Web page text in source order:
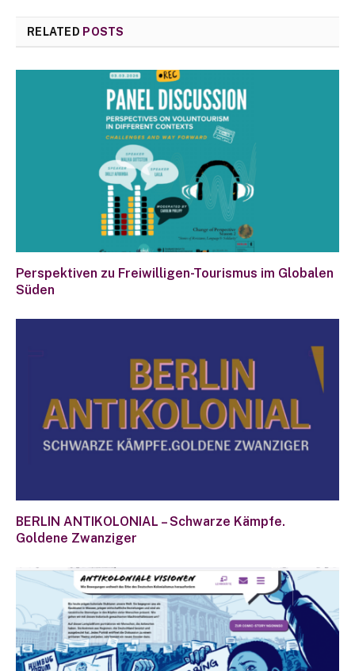
RELATED POSTS
Perspektiven zu Freiwilligen-Tourismus im Globalen
Süden
BERLIN ANTIKOLONIAL – Schwarze Kämpfe.
Goldene Zwanziger